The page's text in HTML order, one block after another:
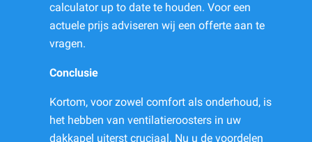
calculator up to date te houden. Voor een
actuele prijs adviseren wij een offerte aan te
vragen.
Conclusie
Kortom, voor zowel comfort als onderhoud, is
het hebben van ventilatieroosters in uw
dakkapel uiterst cruciaal. Nu u de voordelen